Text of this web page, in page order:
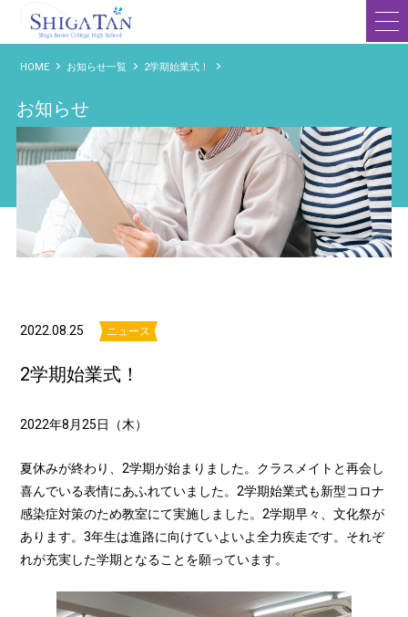
滋賀短期大学附属高等学校
HOME
お知らせ一覧 2学期始業式！
お知らせ
2022.08.25 ニュース
2学期始業式！
2022年8月25日（木）
夏休みが終わり、2学期が始まりました。クラスメイトと再会し
喜んでいる表情にあふれていました。2学期始業式も新型コロナ
感染症対策のため教室にて実施しました。2学期早々、文化祭が
あります。3年生は進路に向けていよいよ全力疾走です。それぞ
れが充実した学期となることを願っています。